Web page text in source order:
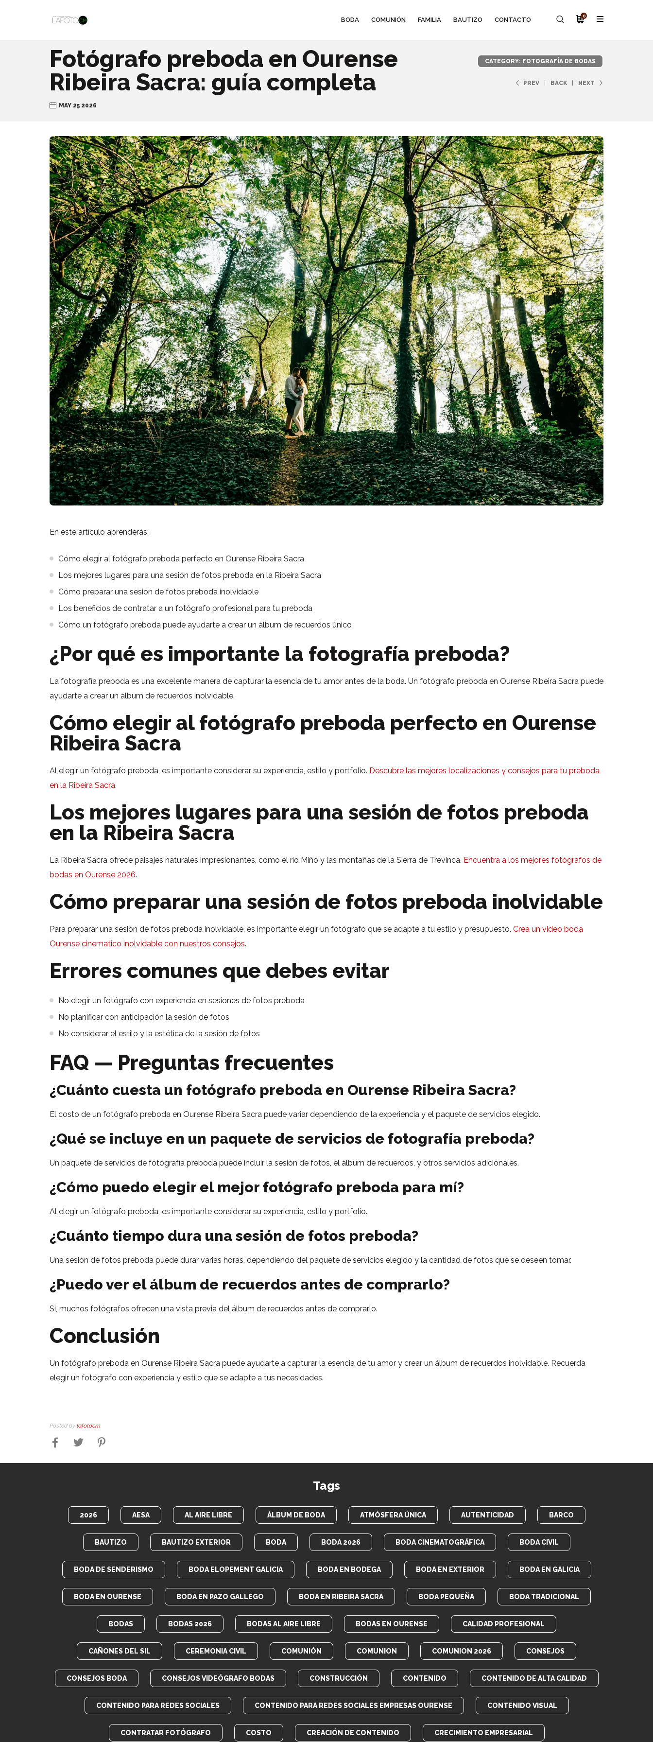
BODA COMUNIÓN FAMILIA BAUTIZO CONTACTO
0
Fotógrafo preboda en Ourense
Ribeira Sacra: guía completa
MAY 25 2026
CATEGORY: FOTOGRAFÍA DE BODAS
PREV BACK NEXT
En este artículo aprenderás:
Cómo elegir al fotógrafo preboda perfecto en Ourense Ribeira Sacra
Los mejores lugares para una sesión de fotos preboda en la Ribeira Sacra
Cómo preparar una sesión de fotos preboda inolvidable
Los beneficios de contratar a un fotógrafo profesional para tu preboda
Cómo un fotógrafo preboda puede ayudarte a crear un álbum de recuerdos único
¿Por qué es importante la fotografía preboda?
La fotografía preboda es una excelente manera de capturar la esencia de tu amor antes de la boda. Un fotógrafo preboda en Ourense Ribeira Sacra puede
ayudarte a crear un álbum de recuerdos inolvidable.
Cómo elegir al fotógrafo preboda perfecto en Ourense
Ribeira Sacra
Al elegir un fotógrafo preboda, es importante considerar su experiencia, estilo y portfolio. Descubre las mejores localizaciones y consejos para tu preboda
en la Ribeira Sacra.
Los mejores lugares para una sesión de fotos preboda
en la Ribeira Sacra
La Ribeira Sacra ofrece paisajes naturales impresionantes, como el río Miño y las montañas de la Sierra de Trevinca. Encuentra a los mejores fotógrafos de
bodas en Ourense 2026.
Cómo preparar una sesión de fotos preboda inolvidable
Para preparar una sesión de fotos preboda inolvidable, es importante elegir un fotógrafo que se adapte a tu estilo y presupuesto. Crea un video boda
Ourense cinematico inolvidable con nuestros consejos.
Errores comunes que debes evitar
No elegir un fotógrafo con experiencia en sesiones de fotos preboda
No planificar con anticipación la sesión de fotos
No considerar el estilo y la estética de la sesión de fotos
FAQ — Preguntas frecuentes
¿Cuánto cuesta un fotógrafo preboda en Ourense Ribeira Sacra?
El costo de un fotógrafo preboda en Ourense Ribeira Sacra puede variar dependiendo de la experiencia y el paquete de servicios elegido.
¿Qué se incluye en un paquete de servicios de fotografía preboda?
Un paquete de servicios de fotografía preboda puede incluir la sesión de fotos, el álbum de recuerdos, y otros servicios adicionales.
¿Cómo puedo elegir el mejor fotógrafo preboda para mí?
Al elegir un fotógrafo preboda, es importante considerar su experiencia, estilo y portfolio.
¿Cuánto tiempo dura una sesión de fotos preboda?
Una sesión de fotos preboda puede durar varias horas, dependiendo del paquete de servicios elegido y la cantidad de fotos que se deseen tomar.
¿Puedo ver el álbum de recuerdos antes de comprarlo?
Si, muchos fotógrafos ofrecen una vista previa del álbum de recuerdos antes de comprarlo.
Conclusión
Un fotógrafo preboda en Ourense Ribeira Sacra puede ayudarte a capturar la esencia de tu amor y crear un álbum de recuerdos inolvidable. Recuerda
elegir un fotógrafo con experiencia y estilo que se adapte a tus necesidades.
Posted by lafotocm
Tags
2026 AESA AL AIRE LIBRE ÁLBUM DE BODA ATMÓSFERA ÚNICA AUTENTICIDAD BARCO
BAUTIZO BAUTIZO EXTERIOR BODA BODA 2026 BODA CINEMATOGRÁFICA BODA CIVIL
BODA DE SENDERISMO BODA ELOPEMENT GALICIA BODA EN BODEGA BODA EN EXTERIOR BODA EN GALICIA
BODA EN OURENSE BODA EN PAZO GALLEGO BODA EN RIBEIRA SACRA BODA PEQUEÑA BODA TRADICIONAL
BODAS BODAS 2026 BODAS AL AIRE LIBRE BODAS EN OURENSE CALIDAD PROFESIONAL
CAÑONES DEL SIL CEREMONIA CIVIL COMUNIÓN COMUNION COMUNION 2026 CONSEJOS
CONSEJOS BODA CONSEJOS VIDEÓGRAFO BODAS CONSTRUCCIÓN CONTENIDO CONTENIDO DE ALTA CALIDAD
CONTENIDO PARA REDES SOCIALES CONTENIDO PARA REDES SOCIALES EMPRESAS OURENSE CONTENIDO VISUAL
CONTRATAR FOTÓGRAFO COSTO CREACIÓN DE CONTENIDO CRECIMIENTO EMPRESARIAL